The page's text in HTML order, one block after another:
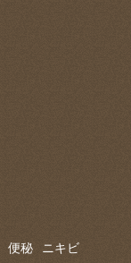
便秘
ニキビ